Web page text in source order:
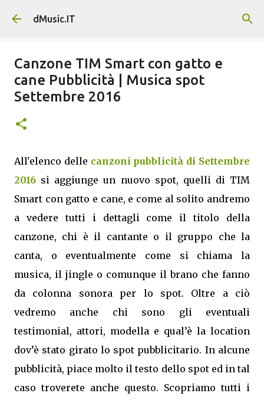
Passa ai contenuti principali
dMusic.IT
Canzone TIM Smart con gatto e
cane Pubblicità | Musica spot
Settembre 2016
All'elenco delle canzoni pubblicità di Settembre
2016 si aggiunge un nuovo spot, quelli di TIM
Smart con gatto e cane, e come al solito andremo
a vedere tutti i dettagli come il titolo della
canzone, chi è il cantante o il gruppo che la
canta, o eventualmente come si chiama la
musica, il jingle o comunque il brano che fanno
da colonna sonora per lo spot. Oltre a ciò
vedremo anche chi sono gli eventuali
testimonial, attori, modella e qual’è la location
dov’è stato girato lo spot pubblicitario. In alcune
pubblicità, piace molto il testo dello spot ed in tal
caso troverete anche questo. Scopriamo tutti i